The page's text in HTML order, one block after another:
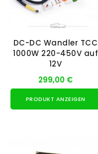
DC-DC Wandler TCC
1000W 220-450V auf
12V
299,00 €
PRODUKT ANZEIGEN